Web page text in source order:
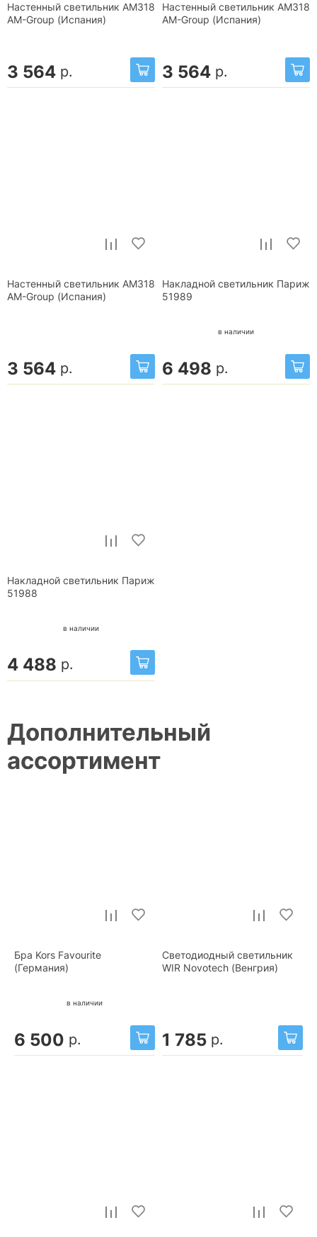
Настенный светильник AM318
AM-Group (Испания)
3 564 р.
Настенный светильник AM318
AM-Group (Испания)
3 564 р.
Настенный светильник AM318
AM-Group (Испания)
3 564 р.
Накладной светильник Париж
51989
в наличии
6 498 р.
Накладной светильник Париж
51988
в наличии
4 488 р.
Дополнительный
ассортимент
Бра Kors Favourite
(Германия)
в наличии
6 500 р.
Светодиодный светильник
WIR Novotech (Венгрия)
1 785 р.